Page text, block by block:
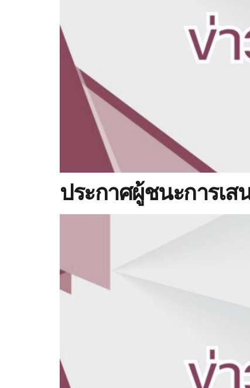
ประกาศผู้ชนะการเ